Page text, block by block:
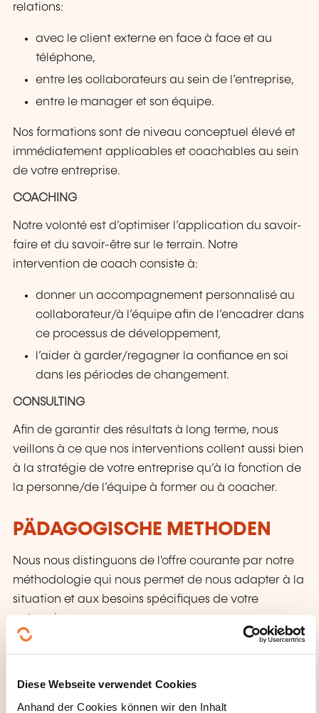
Diese Webseite verwendet Cookies
Anhand der Cookies können wir den Inhalt
relations:
avec le client externe en face à face et au
téléphone,
entre les collaborateurs au sein de l’entreprise,
entre le manager et son équipe.
Nos formations sont de niveau conceptuel élevé et
immédiatement applicables et coachables au sein
de votre entreprise.
COACHING
Notre volonté est d’optimiser l’application du savoir-
faire et du savoir-être sur le terrain. Notre
intervention de coach consiste à:
donner un accompagnement personnalisé au
collaborateur/à l’équipe afin de l’encadrer dans
ce processus de développement,
l’aider à garder/regagner la confiance en soi
dans les périodes de changement.
CONSULTING
Afin de garantir des résultats à long terme, nous
veillons à ce que nos interventions collent aussi bien
à la stratégie de votre entreprise qu’à la fonction de
la personne/de l’équipe à former ou à coacher.
PÄDAGOGISCHE METHODEN
Nous nous distinguons de l'offre courante par notre
méthodologie qui nous permet de nous adapter à la
situation et aux besoins spécifiques de votre
entreprise.
participants
Réflexion des participants sur leur pratique